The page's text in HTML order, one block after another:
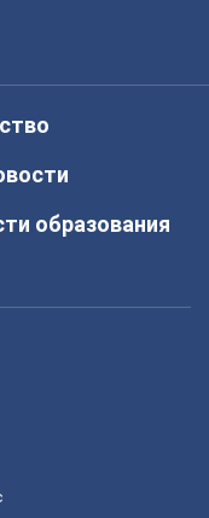
образования